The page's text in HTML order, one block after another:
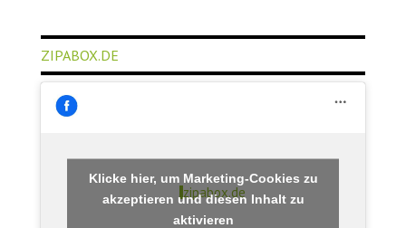
ZIPABOX.DE
zipabox.de
Klicke hier, um Marketing-Cookies zu
akzeptieren und diesen Inhalt zu
aktivieren